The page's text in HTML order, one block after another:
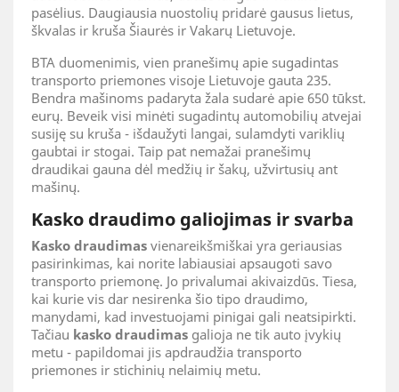
pasėlius. Daugiausia nuostolių pridarė gausus lietus,
škvalas ir kruša Šiaurės ir Vakarų Lietuvoje.
BTA duomenimis, vien pranešimų apie sugadintas
transporto priemones visoje Lietuvoje gauta 235.
Bendra mašinoms padaryta žala sudarė apie 650 tūkst.
eurų. Beveik visi minėti sugadintų automobilių atvejai
susiję su kruša - išdaužyti langai, sulamdyti variklių
gaubtai ir stogai. Taip pat nemažai pranešimų
draudikai gauna dėl medžių ir šakų, užvirtusių ant
mašinų.
Kasko draudimo galiojimas ir svarba
Kasko draudimas vienareikšmiškai yra geriausias
pasirinkimas, kai norite labiausiai apsaugoti savo
transporto priemonę. Jo privalumai akivaizdūs. Tiesa,
kai kurie vis dar nesirenka šio tipo draudimo,
manydami, kad investuojami pinigai gali neatsipirkti.
Tačiau kasko draudimas galioja ne tik auto įvykių
metu - papildomai jis apdraudžia transporto
priemones ir stichinių nelaimių metu.